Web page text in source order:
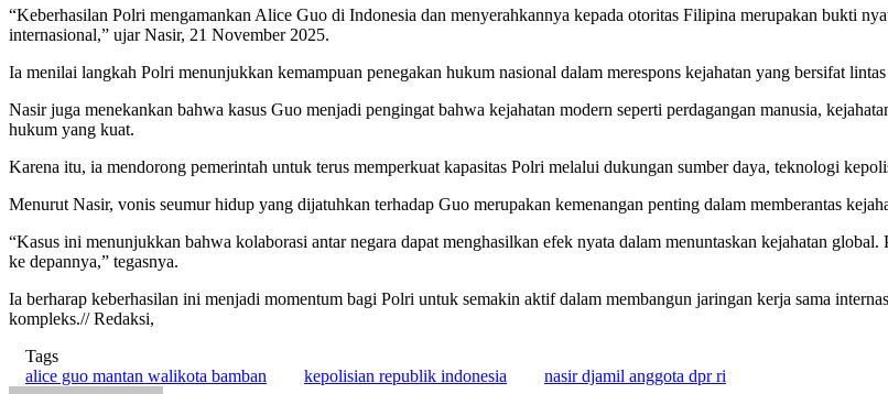
“Keberhasilan Polri mengamankan Alice Guo di Indonesia dan menyerahkannya kepada otoritas Filipina merupakan bukti
internasional,” ujar Nasir, 21 November 2025.
Ia menilai langkah Polri menunjukkan kemampuan penegakan hukum nasional dalam merespons kejahatan yang bersifat
Nasir juga menekankan bahwa kasus Guo menjadi pengingat bahwa kejahatan modern seperti perdagangan manusia,
hukum yang kuat.
Karena itu, ia mendorong pemerintah untuk terus memperkuat kapasitas Polri melalui dukungan sumber daya, teknologi
Menurut Nasir, vonis seumur hidup yang dijatuhkan terhadap Guo merupakan kemenangan penting dalam memberantas
“Kasus ini menunjukkan bahwa kolaborasi antar negara dapat menghasilkan efek nyata dalam menuntaskan kejahatan
ke depannya,” tegasnya.
Ia berharap keberhasilan ini menjadi momentum bagi Polri untuk semakin aktif dalam membangun jaringan kerja sama
kompleks.// Redaksi,
Tags
alice guo mantan walikota bamban
kepolisian republik indonesia nasir djamil anggota dpr ri